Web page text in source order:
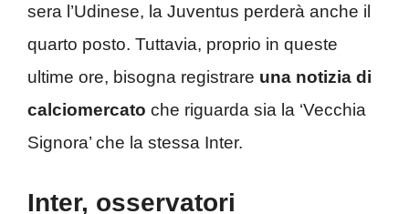
sera l’Udinese, la Juventus perderà anche il
quarto posto. Tuttavia, proprio in queste
ultime ore, bisogna registrare una notizia di
calciomercato che riguarda sia la ‘Vecchia
Signora’ che la stessa Inter.
Inter, osservatori